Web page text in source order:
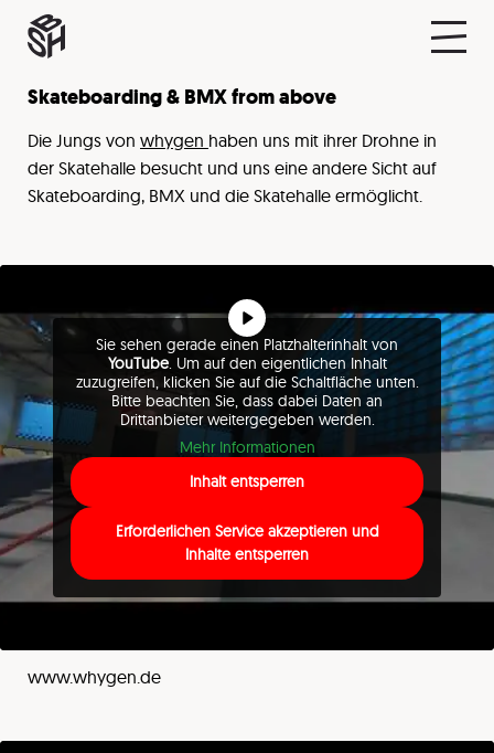
Skateboarding & BMX from above
Die Jungs von whygen haben uns mit ihrer Drohne in
der Skatehalle besucht und uns eine andere Sicht auf
Skateboarding, BMX und die Skatehalle ermöglicht.
Sie sehen gerade einen Platzhalterinhalt von
YouTube. Um auf den eigentlichen Inhalt
zuzugreifen, klicken Sie auf die Schaltfläche unten.
Bitte beachten Sie, dass dabei Daten an
Drittanbieter weitergegeben werden.
Mehr Informationen
Inhalt entsperren
Erforderlichen Service akzeptieren und
Inhalte entsperren
www.whygen.de